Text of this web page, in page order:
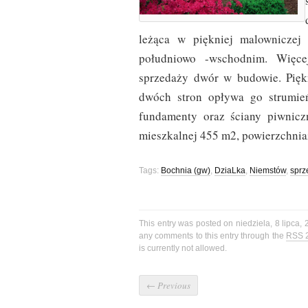
leżąca w piękniej
południowo -wschodnim.
sprzedaży dwór w budowie.
dwóch stron opływa go
fundamenty oraz ściany
mieszkalnej 455 m2,
Tags: Bochnia (gw), DziaLka, Niemstów,
This entry was posted on niedziela, 8
any comments to this entry through the RSS
is currently not allowed.
← Previous